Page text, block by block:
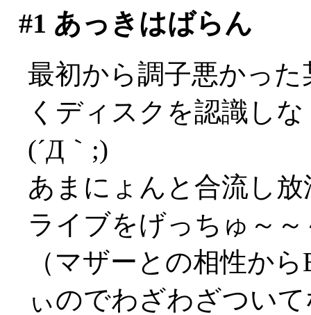
#1 あっきはばらん
最初から調子悪かっ
くディスクを認識し
(´Д｀;)
あまにょんと合流し放
ライブをげっちゅ～～
（マザーとの相性か
ぃのでわざわざつい